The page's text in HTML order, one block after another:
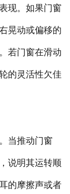
现。如果门窗
晃动或偏移的
若门窗在滑动
的灵活性欠佳
当推动门窗
说明其运转顺
的摩擦声或者